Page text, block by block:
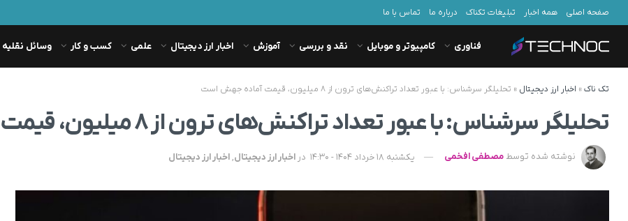
صفحه اصلی همه اخبار تبلیغات تکناک درباره ما تماس با ما
فناوری کامپیوتر و موبایل نقد و بررسی آموزش اخبار ارز دیجیتال علمی کسب و کار وسائل نقلیه
تک ناک» اخبار ارز دیجیتال » تحلیلگر سرشناس: با عبور تعداد تراکنش‌های ترون از ۸ میلیون، قیمت آماده جهش است
تحلیلگر سرشناس: با عبور تعداد تراکنش‌های ترون از ۸ میلیون، قیمت آماده جهش است
نوشته شده توسط مصطفی افخمی یکشنبه 18 خرداد 1404 - 14:30 در اخبار ارز دیجیتال,اخبار ارز دیجیتال